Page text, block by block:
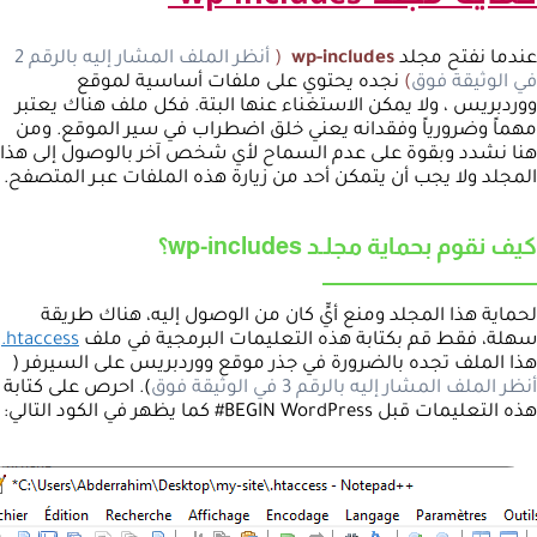
عندما نفتح مجلد wp-includes
(
أنظر الملف المشار إليه بالرقم 2
في الوثيقة فوق) نجده يحتوي على ملفات أساسية لموقع
ووردبريس ، ولا يمكن الاستغناء عنها البتة. فكل ملف هناك يعتبر
مهماً وضرورياً وفقدانه يعني خلق اضطراب في سير الموقع. ومن
هنا نشدد وبقوة على عدم السماح لأي شخص آخر بالوصول إلى هذا
المجلد ولا يجب أن يتمكن أحد من زيارة هذه الملفات عبـر المتصفح.
كيف نقوم بحماية مجلـد wp-includes؟
لحماية هذا المجلد ومنع أيٍّ كان من الوصول إليه، هناك طريقة
سهلة، فقط قم بكتابة هذه التعليمات البرمجية في ملف htaccess.
هذا الملف تجده بالضرورة في جذر موقع ووردبريس على السيرفر (
أنظر الملف المشار إليه بالرقم 3 في الوثيقة فوق
). احرص على كتابة
هذه التعليمات قبل BEGIN WordPress# كما يظهر في الكود التالي: